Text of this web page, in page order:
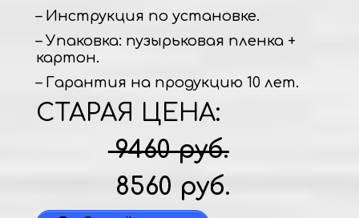
– Инструкция по установке.
– Упаковка: пузырьковая пленка +
картон.
– Гарантия на продукцию 10 лет.
СТАРАЯ ЦЕНА:
9460 руб.
8560 руб.